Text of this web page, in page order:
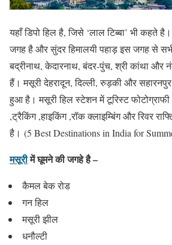
यहाँ डिपो हिल है, जिसे ‘लाल टिब्बा’ भी कहते
जगह है और सुंदर हिमालयी पहाड़ इस जगह से
बद्रीनाथ, केदारनाथ, बंदर-पुंच, श्री कांथा और
हैं। मसूरी देहरादून, दिल्ली, रुड़की और
हुआ है। मसूरी हिल स्टेशन में टूरिस्ट फोटोग्राफी
,ट्रैकिंग ,हाइकिंग ,रॉक क्लाइम्बिंग और रिवर
है। (5 Best Destinations in India for
मसूरीमें घूमने की जगहे है –
कैमल बेक रोड
गन हिल
मसूरी झील
धनौल्टी